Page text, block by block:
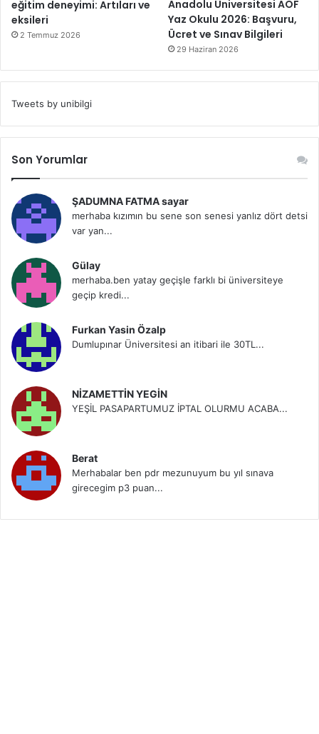
eğitim deneyimi: Artıları ve
eksileri
2 Temmuz 2026
Anadolu Üniversitesi AÖF
Yaz Okulu 2026: Başvuru,
Ücret ve Sınav Bilgileri
29 Haziran 2026
Tweets by unibilgi
Son Yorumlar
ŞADUMNA FATMA sayar
merhaba kızımın bu sene son senesi yanlız dört detsi
var yan...
Gülay
merhaba.ben yatay geçişle farklı bi üniversiteye
geçip kredi...
Furkan Yasin Özalp
Dumlupınar Üniversitesi an itibari ile 30TL...
NİZAMETTİN YEGİN
YEŞİL PASAPARTUMUZ İPTAL OLURMU ACABA...
Berat
Merhabalar ben pdr mezunuyum bu yıl sınava
girecegim p3 puan...